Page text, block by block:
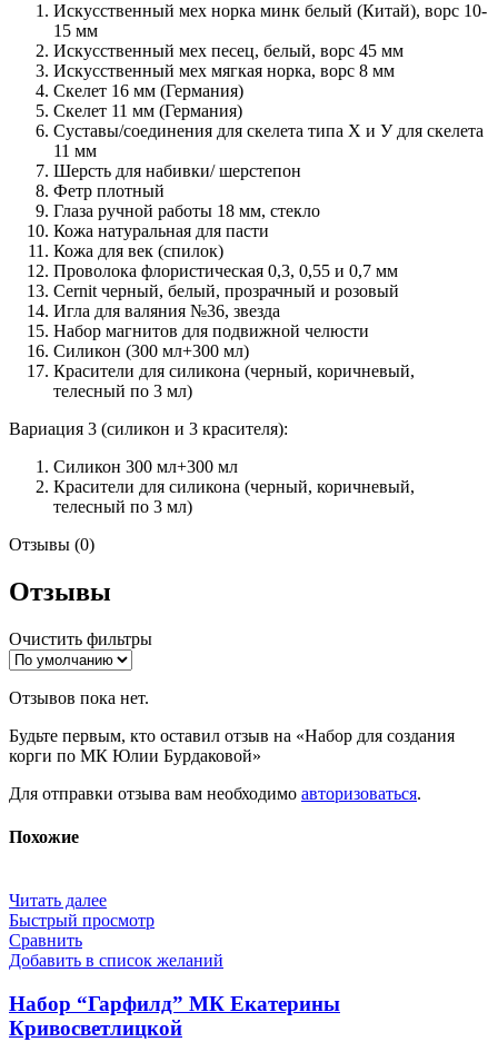
Искусственный мех норка минк белый (Китай), ворс 10-
15 мм
Искусственный мех песец, белый, ворс 45 мм
Искусственный мех мягкая норка, ворс 8 мм
Скелет 16 мм (Германия)
Скелет 11 мм (Германия)
Суставы/соединения для скелета типа Х и У для скелета
11 мм
Шерсть для набивки/ шерстепон
Фетр плотный
Глаза ручной работы 18 мм, стекло
Кожа натуральная для пасти
Кожа для век (спилок)
Проволока флористическая 0,3, 0,55 и 0,7 мм
Cernit черный, белый, прозрачный и розовый
Игла для валяния №36, звезда
Набор магнитов для подвижной челюсти
Силикон (300 мл+300 мл)
Красители для силикона (черный, коричневый,
телесный по 3 мл)
Вариация 3 (силикон и 3 красителя):
Силикон 300 мл+300 мл
Красители для силикона (черный, коричневый,
телесный по 3 мл)
Отзывы (0)
Отзывы
Очистить фильтры
Отзывов пока нет.
Будьте первым, кто оставил отзыв на «Набор для создания
корги по МК Юлии Бурдаковой»
Для отправки отзыва вам необходимо авторизоваться.
Похожие
Читать далее
Быстрый просмотр
Сравнить
Добавить в список желаний
Набор “Гарфилд” МК Екатерины
Кривосветлицкой